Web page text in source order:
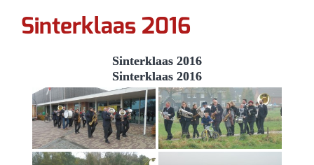
Sinterklaas 2016
Sinterklaas 2016
Sinterklaas 2016